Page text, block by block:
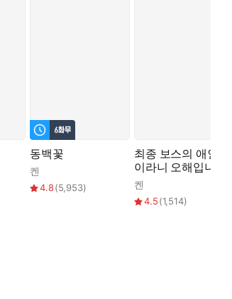
동백꽃
켄
4.8(5,953)
최종 보스의 애인
이라니 오해입니다
켄
4.5(1,514)